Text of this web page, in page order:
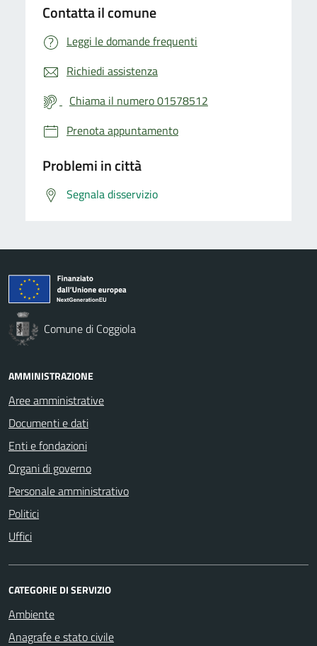
Contatta il comune
Leggi le domande frequenti
Richiedi assistenza
Chiama il numero 01578512
Prenota appuntamento
Problemi in città
Segnala disservizio
Comune di Coggiola
AMMINISTRAZIONE
Aree amministrative
Documenti e dati
Enti e fondazioni
Organi di governo
Personale amministrativo
Politici
Uffici
CATEGORIE DI SERVIZIO
Ambiente
Anagrafe e stato civile